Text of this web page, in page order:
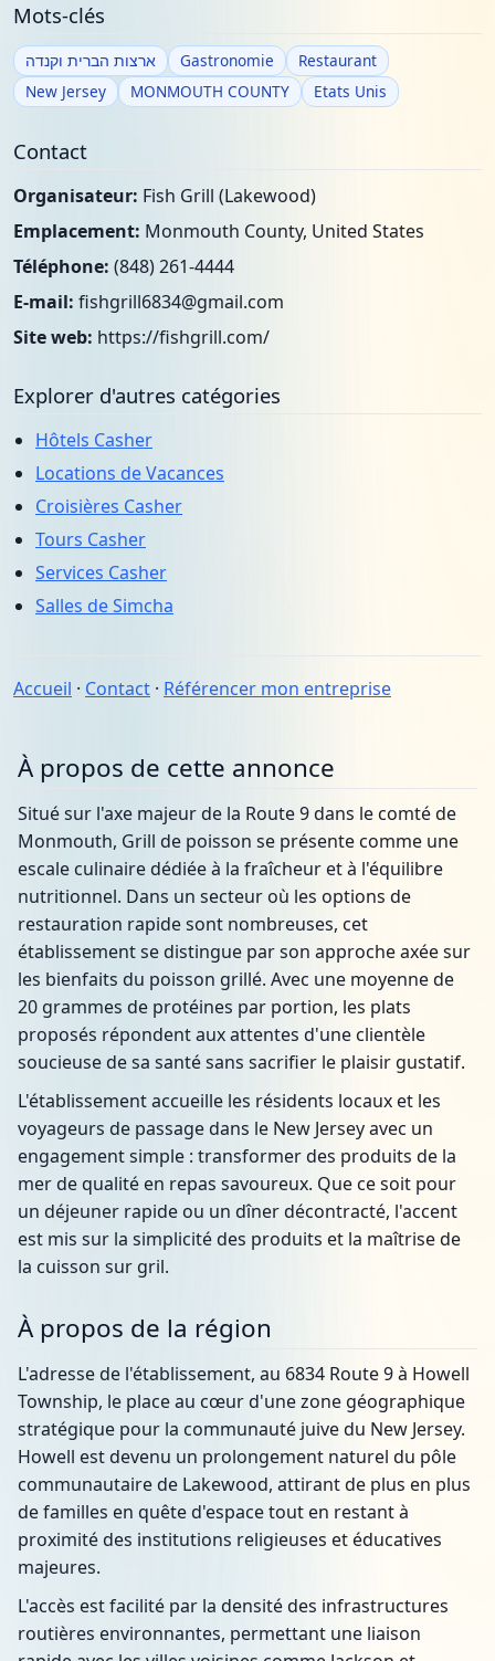
Mots-clés
ארצות הברית וקנדה Gastronomie
Restaurant
New Jersey
MONMOUTH COUNTY Etats Unis
Contact
Organisateur: Fish Grill (Lakewood)
Emplacement: Monmouth County, United States
Téléphone: (848) 261-4444
E-mail: fishgrill6834@gmail.com
Site web: https://fishgrill.com/
Explorer d'autres catégories
Hôtels Casher
Locations de Vacances
Croisières Casher
Tours Casher
Services Casher
Salles de Simcha
Accueil · Contact · Référencer mon entreprise
À propos de cette annonce
Situé sur l'axe majeur de la Route 9 dans le comté de
Monmouth, Grill de poisson se présente comme une
escale culinaire dédiée à la fraîcheur et à l'équilibre
nutritionnel. Dans un secteur où les options de
restauration rapide sont nombreuses, cet
établissement se distingue par son approche axée sur
les bienfaits du poisson grillé. Avec une moyenne de
20 grammes de protéines par portion, les plats
proposés répondent aux attentes d'une clientèle
soucieuse de sa santé sans sacrifier le plaisir gustatif.
L'établissement accueille les résidents locaux et les
voyageurs de passage dans le New Jersey avec un
engagement simple : transformer des produits de la
mer de qualité en repas savoureux. Que ce soit pour
un déjeuner rapide ou un dîner décontracté, l'accent
est mis sur la simplicité des produits et la maîtrise de
la cuisson sur gril.
À propos de la région
L'adresse de l'établissement, au 6834 Route 9 à Howell
Township, le place au cœur d'une zone géographique
stratégique pour la communauté juive du New Jersey.
Howell est devenu un prolongement naturel du pôle
communautaire de Lakewood, attirant de plus en plus
de familles en quête d'espace tout en restant à
proximité des institutions religieuses et éducatives
majeures.
L'accès est facilité par la densité des infrastructures
routières environnantes, permettant une liaison